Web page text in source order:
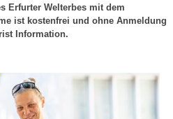
Erfurter Welterbes mit dem
ist kostenfrei und ohne Anmeldung
Information.